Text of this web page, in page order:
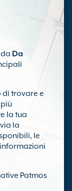
Da
di trovare e
più
la tua
la
le
Patmos